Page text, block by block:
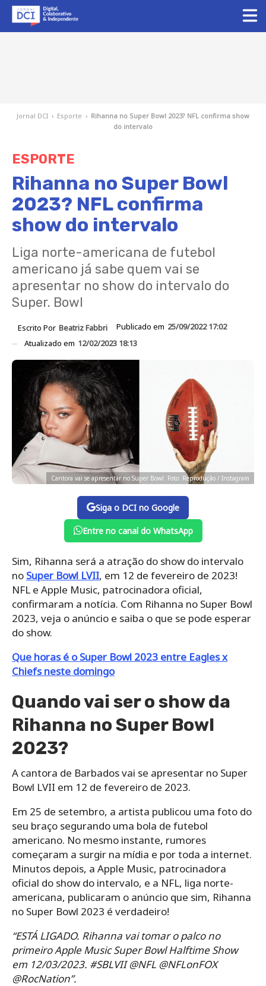
Jornal DCI › Esporte › Rihanna no Super Bowl 2023? NFL confirma show
do intervalo
ESPORTE
Rihanna no Super Bowl
2023? NFL confirma
show do intervalo
Liga norte-americana de futebol
americano já sabe quem vai se
apresentar no show do intervalo do
Super. Bowl
Escrito Por Beatriz Fabbri Publicado em 25/09/2022 17:02
Atualizado em 12/02/2023 18:13
Cantora vai se apresentar no Super Bowl. Foto: Reprodução / Instagram
Siga o DCI no Google
Entre no canal do WhatsApp
Sim, Rihanna será a atração do show do intervalo
no Super Bowl LVII, em 12 de fevereiro de 2023!
NFL e Apple Music, patrocinadora oficial,
confirmaram a notícia. Com Rihanna no Super Bowl
2023, veja o anúncio e saiba o que se pode esperar
do show.
Que horas é o Super Bowl 2023 entre Eagles x
Chiefs neste domingo
Quando vai ser o show da
Rihanna no Super Bowl
2023?
A cantora de Barbados vai se apresentar no Super
Bowl LVII em 12 de fevereiro de 2023.
Em 25 de setembro, a artista publicou uma foto do
seu braço segurando uma bola de futebol
americano. No mesmo instante, rumores
começaram a surgir na mídia e por toda a internet.
Minutos depois, a Apple Music, patrocinadora
oficial do show do intervalo, e a NFL, liga norte-
americana, publicaram o anúncio que sim, Rihanna
no Super Bowl 2023 é verdadeiro!
“ESTÁ LIGADO. Rihanna vai tomar o palco no
primeiro Apple Music Super Bowl Halftime Show
em 12/03/2023. #SBLVII @NFL @NFLonFOX
@RocNation”.